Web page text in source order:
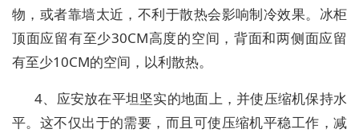
物，或者靠墙太近，不利于散热会影响制冷效果。冰柜
顶面应留有至少30CM高度的空间，背面和两侧面应留
有至少10CM的空间，以利散热。
4、应安放在平坦坚实的地面上，并使压缩机保持水
平。这不仅出于的需要，而且可使压缩机平稳工作，减